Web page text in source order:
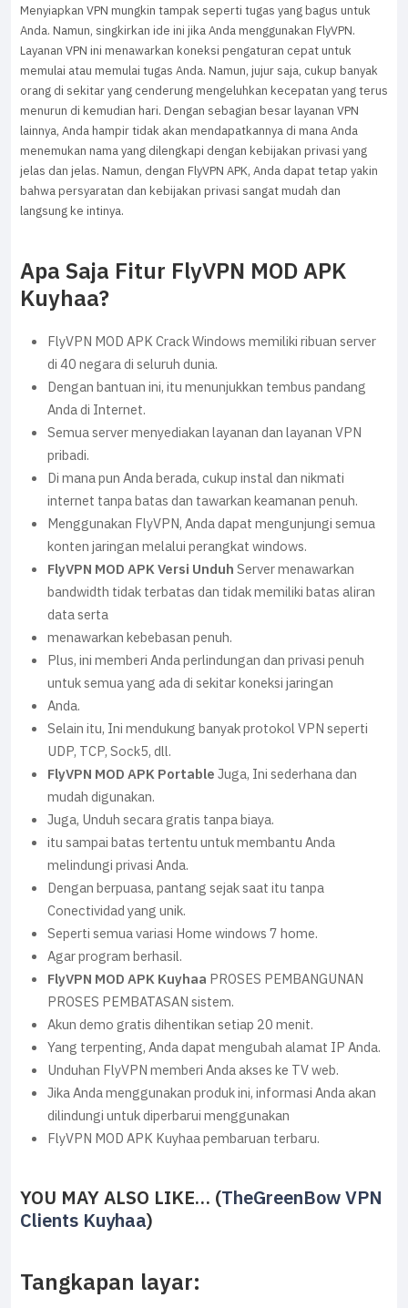
Menyiapkan VPN mungkin tampak seperti tugas yang bagus untuk
Anda. Namun, singkirkan ide ini jika Anda menggunakan FlyVPN.
Layanan VPN ini menawarkan koneksi pengaturan cepat untuk
memulai atau memulai tugas Anda. Namun, jujur saja, cukup banyak
orang di sekitar yang cenderung mengeluhkan kecepatan yang terus
menurun di kemudian hari. Dengan sebagian besar layanan VPN
lainnya, Anda hampir tidak akan mendapatkannya di mana Anda
menemukan nama yang dilengkapi dengan kebijakan privasi yang
jelas dan jelas. Namun, dengan FlyVPN APK, Anda dapat tetap yakin
bahwa persyaratan dan kebijakan privasi sangat mudah dan
langsung ke intinya.
Apa Saja Fitur FlyVPN MOD APK
Kuyhaa?
FlyVPN MOD APK Crack Windows memiliki ribuan server
di 40 negara di seluruh dunia.
Dengan bantuan ini, itu menunjukkan tembus pandang
Anda di Internet.
Semua server menyediakan layanan dan layanan VPN
pribadi.
Di mana pun Anda berada, cukup instal dan nikmati
internet tanpa batas dan tawarkan keamanan penuh.
Menggunakan FlyVPN, Anda dapat mengunjungi semua
konten jaringan melalui perangkat windows.
FlyVPN MOD APK Versi UnduhServer menawarkan
bandwidth tidak terbatas dan tidak memiliki batas aliran
data serta
menawarkan kebebasan penuh.
Plus, ini memberi Anda perlindungan dan privasi penuh
untuk semua yang ada di sekitar koneksi jaringan
Anda.
Selain itu, Ini mendukung banyak protokol VPN seperti
UDP, TCP, Sock5, dll.
FlyVPN MOD APK PortableJuga, Ini sederhana dan
mudah digunakan.
Juga, Unduh secara gratis tanpa biaya.
itu sampai batas tertentu untuk membantu Anda
melindungi privasi Anda.
Dengan berpuasa, pantang sejak saat itu tanpa
Conectividad yang unik.
Seperti semua variasi Home windows 7 home.
Agar program berhasil.
FlyVPN MOD APK Kuyhaa PROSES PEMBANGUNAN
PROSES PEMBATASAN sistem.
Akun demo gratis dihentikan setiap 20 menit.
Yang terpenting, Anda dapat mengubah alamat IP Anda.
Unduhan FlyVPN memberi Anda akses ke TV web.
Jika Anda menggunakan produk ini, informasi Anda akan
dilindungi untuk diperbarui menggunakan
FlyVPN MOD APK Kuyhaa pembaruan terbaru.
YOU MAY ALSO LIKE… (TheGreenBow VPN
Clients Kuyhaa)
Tangkapan layar: